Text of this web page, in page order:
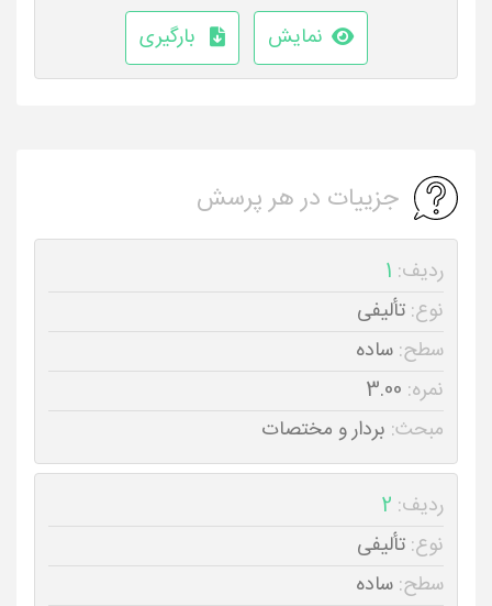
نمایش
بارگیری
جزییات در هر پرسش
ردیف: 1
نوع: تألیفی
سطح: ساده
نمره: 3.00
مبحث: بردار و مختصات
ردیف: 2
نوع: تألیفی
سطح: ساده